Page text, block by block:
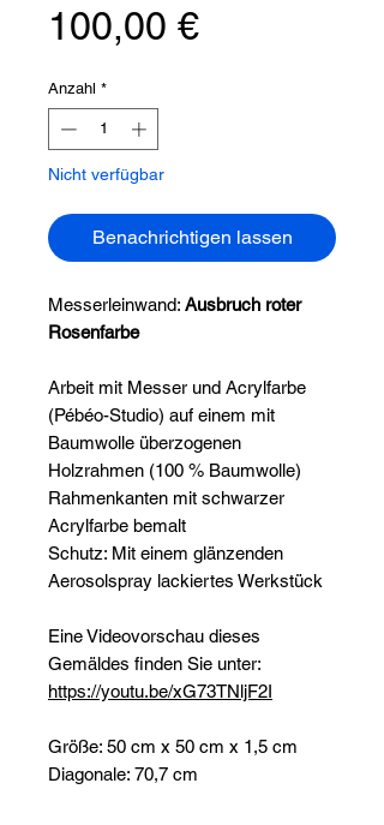
100,00 €Preis
Anzahl *
Nicht verfügbar
Benachrichtigen lassen
Messerleinwand: Ausbruch roter
Rosenfarbe
Arbeit mit Messer und Acrylfarbe
(Pébéo-Studio) auf einem mit
Baumwolle überzogenen
Holzrahmen (100 % Baumwolle)
Rahmenkanten mit schwarzer
Acrylfarbe bemalt
Schutz: Mit einem glänzenden
Aerosolspray lackiertes Werkstück
Eine Videovorschau dieses
Gemäldes finden Sie unter:
https://youtu.be/xG73TNljF2I
Größe: 50 cm x 50 cm x 1,5 cm
Diagonale: 70,7 cm